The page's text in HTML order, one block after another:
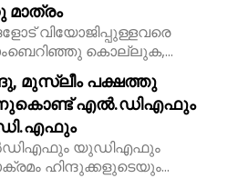
വിയോജിപ്പുള്ളവരെ
കൊല്ലുക,...
മുസ്ലീം പക്ഷത്തു
എൽ.ഡിഎഫും
യുഡിഎഫും
ഹിന്ദുക്കളുടെയും...